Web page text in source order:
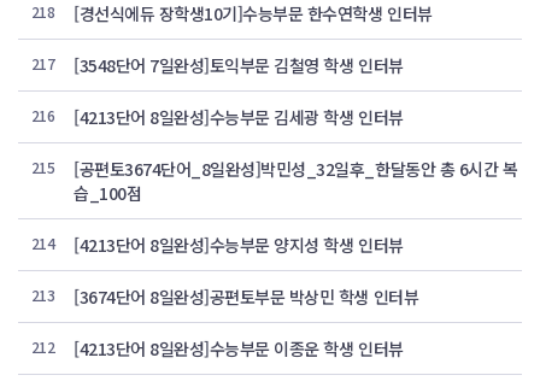
218 [경선식에듀 장학생10기]수능부문 한수연학생 인터뷰
217 [3548단어 7일완성]토익부문 김철영 학생 인터뷰
216 [4213단어 8일완성]수능부문 김세광 학생 인터뷰
215
[공편토3674단어_8일완성]박민성_32일후_한달동안 총 6시간 복
습_100점
214 [4213단어 8일완성]수능부문 양지성 학생 인터뷰
213 [3674단어 8일완성]공편토부문 박상민 학생 인터뷰
212 [4213단어 8일완성]수능부문 이종운 학생 인터뷰